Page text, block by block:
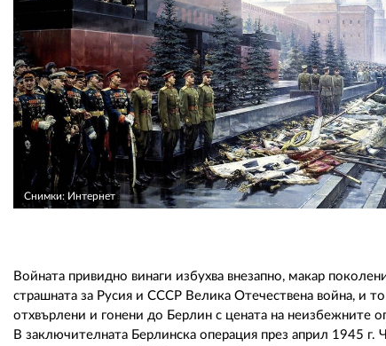
Снимки: Интернет
Войната привидно винаги избухва внезапно, макар
страшната за Русия и СССР Велика Отечествена война, и
отхвърлени и гонени до Берлин с цената на неизбежните
В заключителната Берлинска операция през април 1945